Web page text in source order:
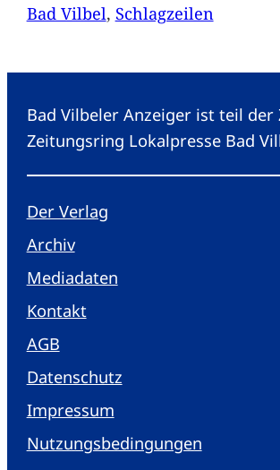
Bad Vilbel, Schlagzeilen
Bad Vilbeler Anzeiger ist teil der
Zeitungsring Lokalpresse Bad
Der Verlag
Archiv
Mediadaten
Kontakt
AGB
Datenschutz
Impressum
Nutzungsbedingungen